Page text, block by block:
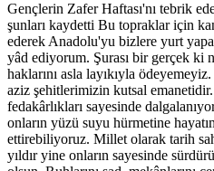
Gençlerin Zafer Haftası'nı tebrik
şunları kaydetti Bu topraklar için
ederek Anadolu'yu bizlere yurt
yâd ediyorum. Şurası bir gerçek ki
haklarını asla layıkıyla
aziz şehitlerimizin kutsal emanetidir.
fedakârlıkları sayesinde
onların yüzü suyu hürmetine
ettirebiliyoruz. Millet olarak tarih
yıldır yine onların sayesinde